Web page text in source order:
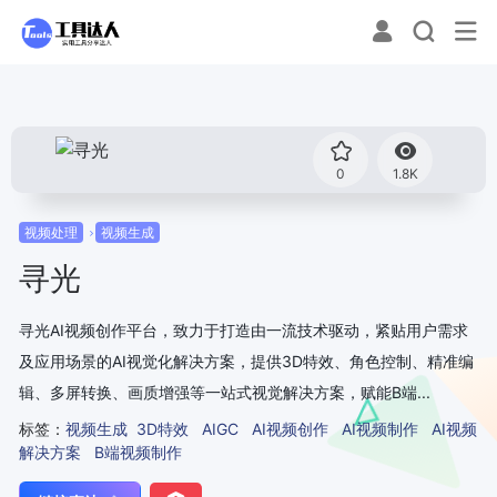
0 1.8K
视频处理 视频生成
寻光
寻光AI视频创作平台，致力于打造由一流技术驱动，紧贴用户需求
及应用场景的AI视觉化解决方案，提供3D特效、角色控制、精准编
辑、多屏转换、画质增强等一站式视觉解决方案，赋能B端...
标签： 视频生成 3D特效 AIGC AI视频创作 AI视频制作
AI视频
解决方案
B端视频制作